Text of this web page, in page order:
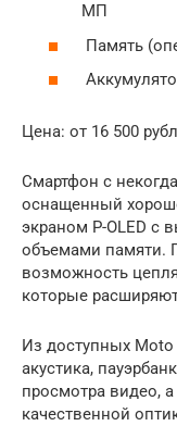
МП
Память
Цена: от 16 500
Смартфон с
оснащенный
экраном P-OLED с
объемами памяти.
возможность
которые
Из доступных Moto
акустика,
просмотра видео,
качественной